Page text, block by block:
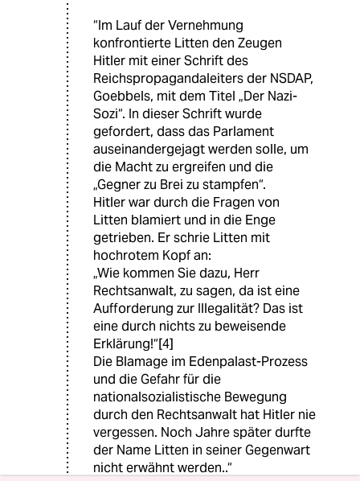
“Im Lauf der Vernehmung
konfrontierte Litten den Zeugen
Hitler mit einer Schrift des
Reichspropagandaleiters der NSDAP,
Goebbels, mit dem Titel „Der Nazi-
Sozi“. In dieser Schrift wurde
gefordert, dass das Parlament
auseinandergejagt werden solle, um
die Macht zu ergreifen und die
„Gegner zu Brei zu stampfen“.
Hitler war durch die Fragen von
Litten blamiert und in die Enge
getrieben. Er schrie Litten mit
hochrotem Kopf an:
„Wie kommen Sie dazu, Herr
Rechtsanwalt, zu sagen, da ist eine
Aufforderung zur Illegalität? Das ist
eine durch nichts zu beweisende
Erklärung!“[4]
Die Blamage im Edenpalast-Prozess
und die Gefahr für die
nationalsozialistische Bewegung
durch den Rechtsanwalt hat Hitler nie
vergessen. Noch Jahre später durfte
der Name Litten in seiner Gegenwart
nicht erwähnt werden..“